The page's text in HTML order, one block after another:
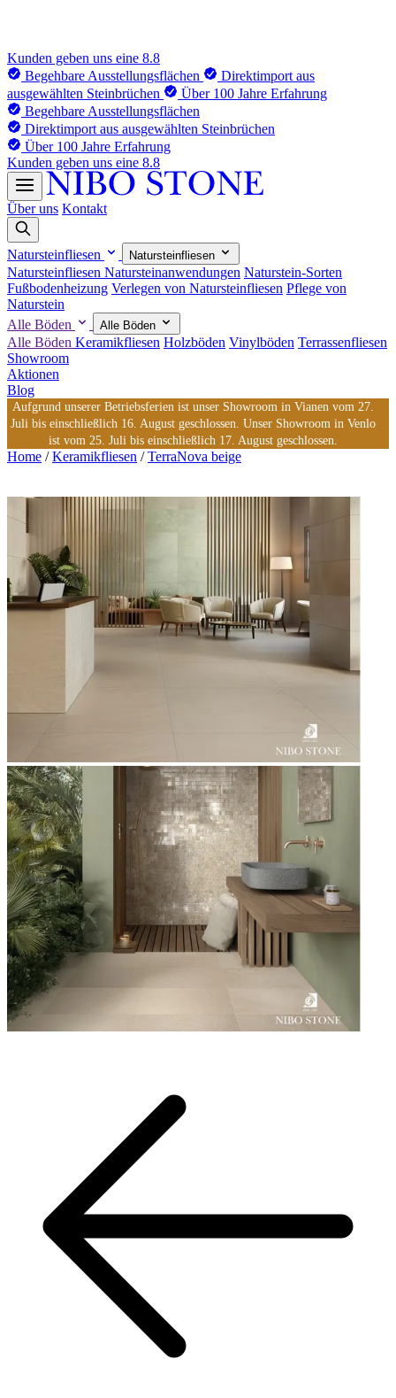
Kunden geben uns eine 8.8
Begehbare Ausstellungsflächen
Direktimport aus
ausgewählten Steinbrüchen
Über 100 Jahre Erfahrung
Begehbare Ausstellungsflächen
Direktimport aus ausgewählten Steinbrüchen
Über 100 Jahre Erfahrung
Kunden geben uns eine 8.8
Über uns Kontakt
Natursteinfliesen Natursteinfliesen
Natursteinfliesen Natursteinanwendungen Naturstein-Sorten
Fußbodenheizung Verlegen von Natursteinfliesen Pflege von
Naturstein
Alle Böden
Alle Böden
Alle Böden Keramikfliesen Holzböden Vinylböden Terrassenfliesen
Showroom
Aktionen
Blog
Aufgrund unserer Betriebsferien ist unser Showroom in Vianen vom 27.
Juli bis einschließlich 16. August geschlossen. Unser Showroom in Venlo
ist vom 25. Juli bis einschließlich 17. August geschlossen.
Home /Keramikfliesen /TerraNova beige